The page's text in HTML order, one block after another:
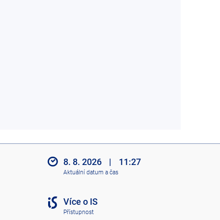
8. 8. 2026 | 11:27
Aktuální datum a čas
Více o IS
Přístupnost